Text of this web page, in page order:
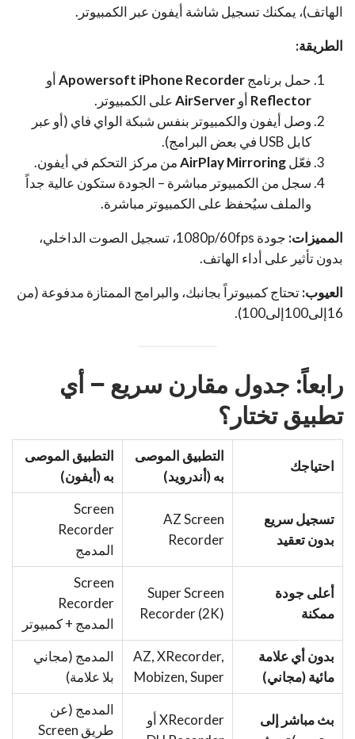
الهاتف)، يمكنك تسجيل شاشة أيفون عبر الكمبيوتر.
الطريقة:
حمل برنامجApowersoft iPhone Recorderأو
Reflector أوAirServerعلى الكمبيوتر.
وصل أيفون والكمبيوتر بنفس شبكة الواي فاي (أو عبر
كابل USB في بعض البرامج).
فعّلAirPlay Mirroringمن مركز التحكم في أيفون.
سجل من الكمبيوتر مباشرة – الجودة ستكون عالية جداً
والملف سيُحفظ على الكمبيوتر مباشرة.
المميزات:
جودة 1080p/60fps، تسجيل الصوت الداخلي،
بدون تأثير على أداء الهاتف.
العيوب:تحتاج كمبيوتراً بجانبك، والبرامج الممتازة مدفوعة (من
16إلى100إلى100).
رابعاً: جدول مقارن سريع – أي
تطبيق تختار؟
احتياجك
التطبيق الموصى
به (أندرويد)
التطبيق الموصى
به (أيفون)
تسجيل سريع
بدون تعقيد
AZ Screen
Recorder
Screen
Recorder
المدمج
أعلى جودة
ممكنة
Super Screen
Recorder (2K)
Screen
Recorder
المدمج + كمبيوتر
بدون أي علامة
مائية (مجاني)
AZ, XRecorder,
Mobizen, Super
المدمج (مجاني
بلا علامة)
بث مباشر إلى
XRecorder أو
المدمج (عن
طريق Screen